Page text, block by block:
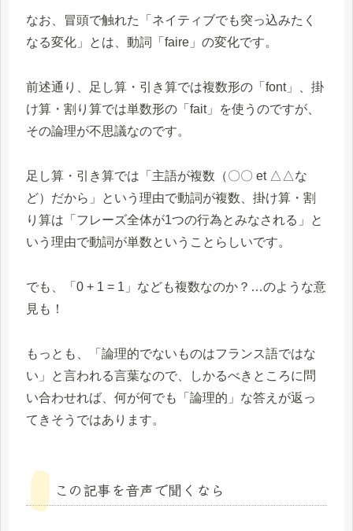
なお、冒頭で触れた「ネイティブでも突っ込みたく
なる変化」とは、動詞「faire」の変化です。
前述通り、足し算・引き算では複数形の「font」、掛
け算・割り算では単数形の「fait」を使うのですが、
その論理が不思議なのです。
足し算・引き算では「主語が複数（〇〇 et △△な
ど）だから」という理由で動詞が複数、掛け算・割
り算は「フレーズ全体が1つの行為とみなされる」と
いう理由で動詞が単数ということらしいです。
でも、「0 + 1 = 1」なども複数なのか？…のような意
見も！
もっとも、「論理的でないものはフランス語ではな
い」と言われる言葉なので、しかるべきところに問
い合わせれば、何が何でも「論理的」な答えが返っ
てきそうではあります。
この記事を音声で聞くなら